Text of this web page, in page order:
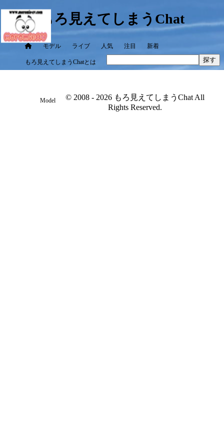
もろ見えてしまうChat
モデル ライブ 人気 注目 新着
もろ見えてしまうChatとは 探す
Model
© 2008 - 2026 もろ見えてしまうChat All
Rights Reserved.